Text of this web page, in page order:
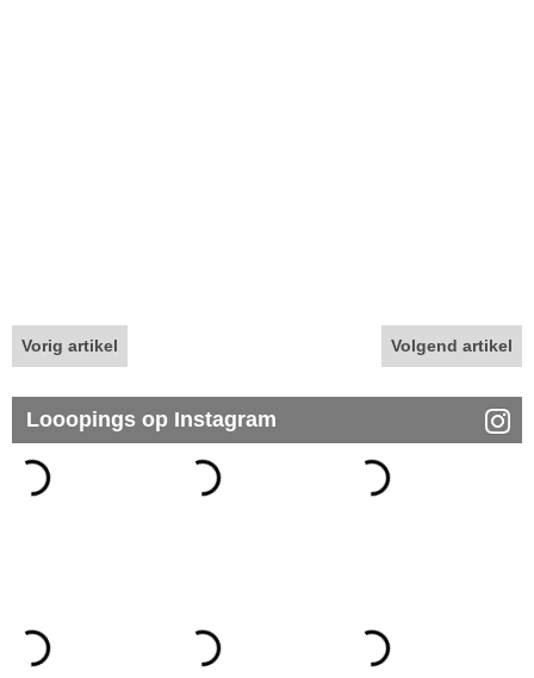
Vorig artikel Volgend artikel
Looopings op Instagram